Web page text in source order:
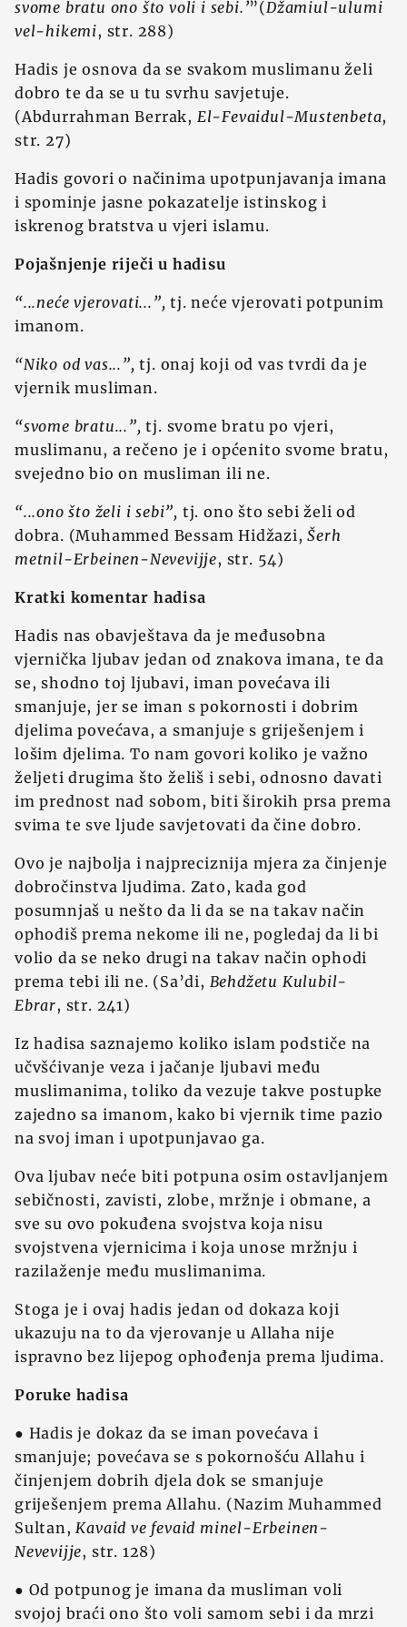
svome bratu ono što voli i sebi.’”(Džamiul-ulumi
vel-hikemi, str. 288)
Hadis je osnova da se svakom muslimanu želi
dobro te da se u tu svrhu savjetuje.
(Abdurrahman Berrak, El-Fevaidul-Mustenbeta,
str. 27)
Hadis govori o načinima upotpunjavanja imana
i spominje jasne pokazatelje istinskog i
iskrenog bratstva u vjeri islamu.
Pojašnjenje riječi u hadisu
“...neće vjerovati...”, tj. neće vjerovati potpunim
imanom.
“Niko od vas...”, tj. onaj koji od vas tvrdi da je
vjernik musliman.
“svome bratu...”, tj. svome bratu po vjeri,
muslimanu, a rečeno je i općenito svome bratu,
svejedno bio on musliman ili ne.
“...ono što želi i sebi”, tj. ono što sebi želi od
dobra. (Muhammed Bessam Hidžazi,Šerh
metnil-Erbeinen-Nevevijje, str. 54)
Kratki komentar hadisa
Hadis nas obavještava da je međusobna
vjernička ljubav jedan od znakova imana, te da
se, shodno toj ljubavi, iman povećava ili
smanjuje, jer se iman s pokornosti i dobrim
djelima povećava, a smanjuje s griješenjem i
lošim djelima. To nam govori koliko je važno
željeti drugima što želiš i sebi, odnosno davati
im prednost nad sobom, biti širokih prsa prema
svima te sve ljude savjetovati da čine dobro.
Ovo je najbolja i najpreciznija mjera za činjenje
dobročinstva ljudima. Zato, kada god
posumnjaš u nešto da li da se na takav način
ophodiš prema nekome ili ne, pogledaj da li bi
volio da se neko drugi na takav način ophodi
prema tebi ili ne. (Sa’di, Behdžetu Kulubil-
Ebrar, str. 241)
Iz hadisa saznajemo koliko islam podstiče na
učvšćivanje veza i jačanje ljubavi među
muslimanima, toliko da vezuje takve postupke
zajedno sa imanom, kako bi vjernik time pazio
na svoj iman i upotpunjavao ga.
Ova ljubav neće biti potpuna osim ostavljanjem
sebičnosti, zavisti, zlobe, mržnje i obmane, a
sve su ovo pokuđena svojstva koja nisu
svojstvena vjernicima i koja unose mržnju i
razilaženje među muslimanima.
Stoga je i ovaj hadis jedan od dokaza koji
ukazuju na to da vjerovanje u Allaha nije
ispravno bez lijepog ophođenja prema ljudima.
Poruke hadisa
● Hadis je dokaz da se iman povećava i
smanjuje; povećava se s pokornošću Allahu i
činjenjem dobrih djela dok se smanjuje
griješenjem prema Allahu. (Nazim Muhammed
Sultan,Kavaid ve fevaid minel-Erbeinen-
Nevevijje, str. 128)
● Od potpunog je imana da musliman voli
svojoj braći ono što voli samom sebi i da mrzi